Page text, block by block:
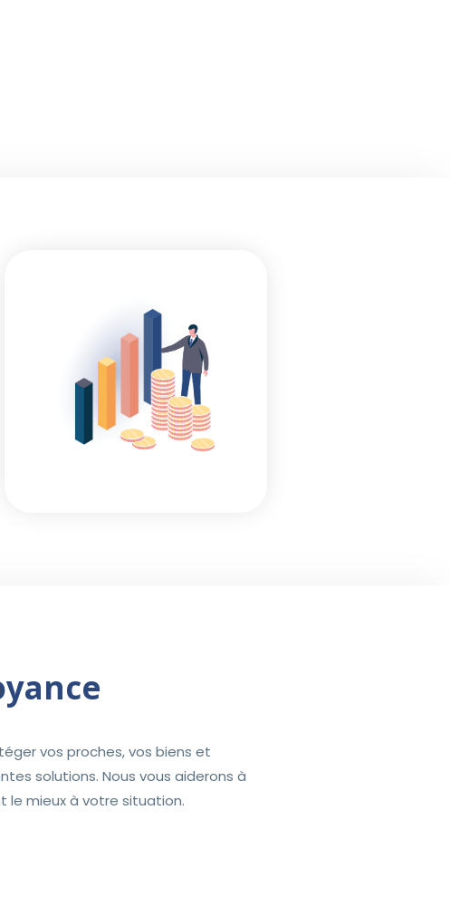
vos proches, vos biens et
solutions. Nous vous aiderons à
le mieux à votre situation.